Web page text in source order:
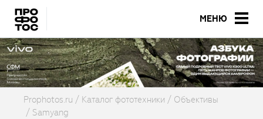
МЕНЮ
Prophotos.ru Каталог фототехники
Объективы
Samyang